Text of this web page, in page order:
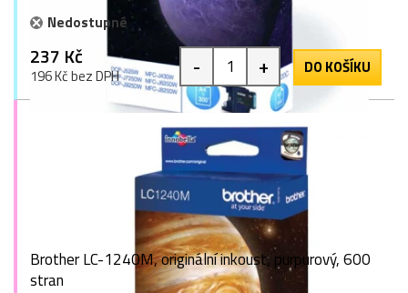
Nedostupné
237 Kč
196 Kč bez DPH - + DO KOŠÍKU
Brother LC-1240M, originální inkoust, purpurový, 600
stran